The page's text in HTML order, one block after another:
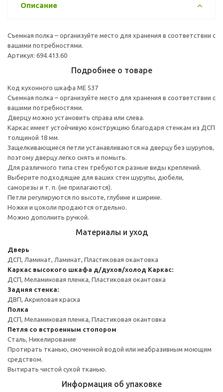
Описание
Съемная полка – организуйте место для хранения в соответствии с
вашими потребностями.
Артикул: 694.413.60
Подробнее о товаре
Код кухонного шкафа ME 537
Съемная полка – организуйте место для хранения в соответствии с
вашими потребностями.
Дверцу можно установить справа или слева.
Каркас имеет устойчивую конструкцию благодаря стенкам из ДСП
толщиной 18 мм.
Защелкивающиеся петли устанавливаются на дверцу без шурупов,
поэтому дверцу легко снять и помыть.
Для различного типа стен требуются разные виды креплений.
Выберите подходящие для ваших стен шурупы, дюбели,
саморезы и т. п. (не прилагаются).
Петли регулируются по высоте, глубине и ширине.
Ножки и цоколи продаются отдельно.
Можно дополнить ручкой.
Материалы и уход
Дверь
ДСП, Ламинат, Ламинат, Пластиковая окантовка
Каркас высокого шкафа д/духов/холод Каркас:
ДСП, Меламиновая пленка, Пластиковая окантовка
Задняя стенка:
ДВП, Акриловая краска
Полка
ДСП, Меламиновая пленка, Пластиковая окантовка
Петля со встроенным стопором
Сталь, Никелирование
Протирать тканью, смоченной водой или неабразивным моющим
средством.
Вытирать чистой сухой тканью.
Информация об упаковке